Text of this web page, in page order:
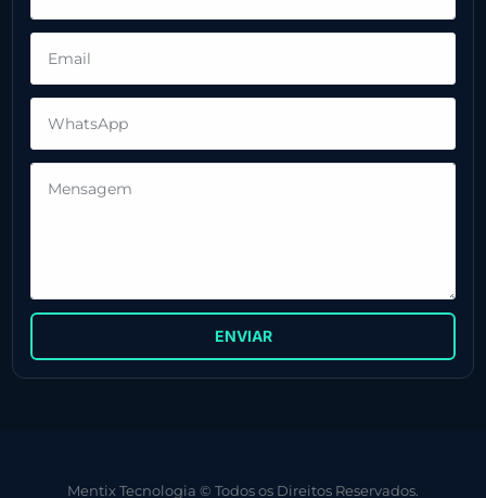
ENVIAR
Mentix Tecnologia © Todos os Direitos Reservados.